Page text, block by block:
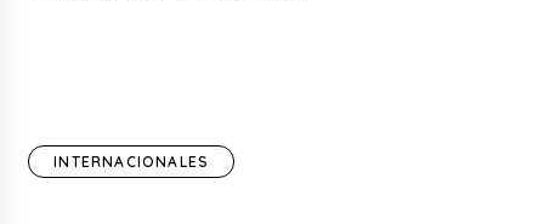
INTERNACIONALES